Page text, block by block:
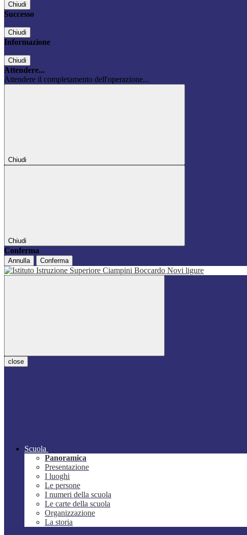
Chiudi
Successo
Chiudi
Informazione
Chiudi
Attendere...
Attendere il completamento dell'operazione...
Chiudi
Chiudi
Conferma
Annulla Conferma
close
Scuola
Panoramica
Presentazione
I luoghi
Le persone
I numeri della scuola
Le carte della scuola
Organizzazione
La storia